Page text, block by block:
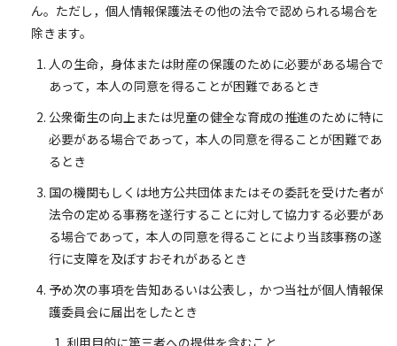
ん。ただし，個人情報保護法その他の法令で認められる場合を
除きます。
人の生命，身体または財産の保護のために必要がある場合で
あって，本人の同意を得ることが困難であるとき
公衆衛生の向上または児童の健全な育成の推進のために特に
必要がある場合であって，本人の同意を得ることが困難であ
るとき
国の機関もしくは地方公共団体またはその委託を受けた者が
法令の定める事務を遂行することに対して協力する必要があ
る場合であって，本人の同意を得ることにより当該事務の遂
行に支障を及ぼすおそれがあるとき
予め次の事項を告知あるいは公表し，かつ当社が個人情報保
護委員会に届出をしたとき
利用目的に第三者への提供を含むこと